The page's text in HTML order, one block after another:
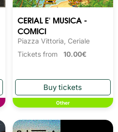
CERIAL E' MUSICA -
COMICI
Piazza Vittoria, Ceriale
Tickets from 10.00€
Other